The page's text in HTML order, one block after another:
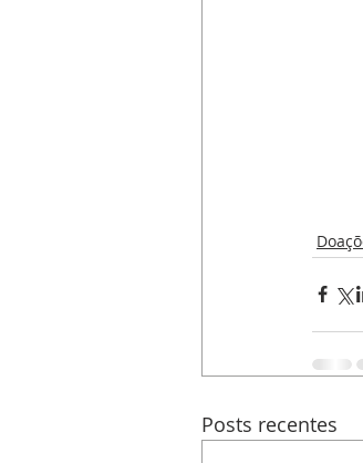
Posts recentes